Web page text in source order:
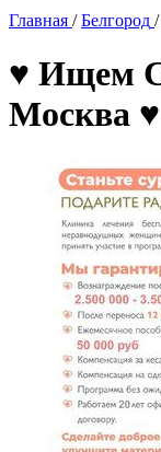
Главная / Белгород /
♥️ Ищем
Москва